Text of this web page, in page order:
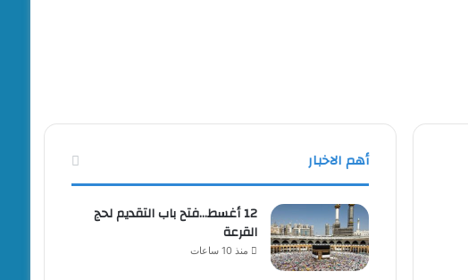
أهم الاخبار
12 أغسط…فتح باب التقديم لحج
القرعة
منذ 10 ساعات